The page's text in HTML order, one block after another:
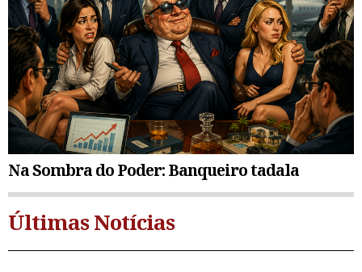
Na Sombra do Poder: Banqueiro tadala
Últimas Notícias